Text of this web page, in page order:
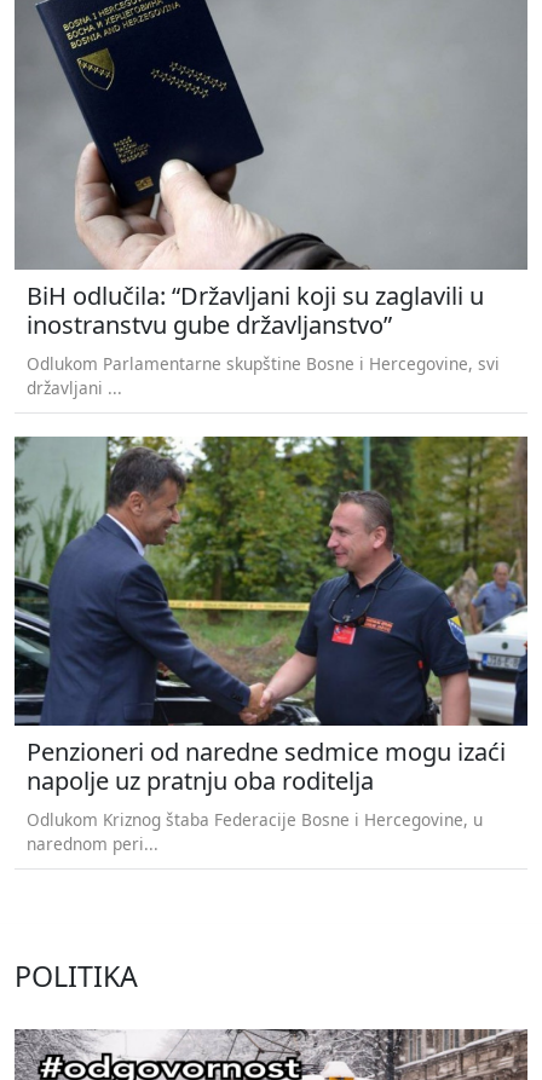
BiH odlučila: “Državljani koji su zaglavili u
inostranstvu gube državljanstvo”
Odlukom Parlamentarne skupštine Bosne i Hercegovine, svi
državljani ...
Penzioneri od naredne sedmice mogu izaći
napolje uz pratnju oba roditelja
Odlukom Kriznog štaba Federacije Bosne i Hercegovine, u
narednom peri...
POLITIKA